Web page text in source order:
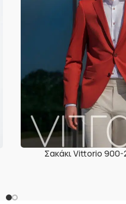
Σακάκι Vittorio 900-